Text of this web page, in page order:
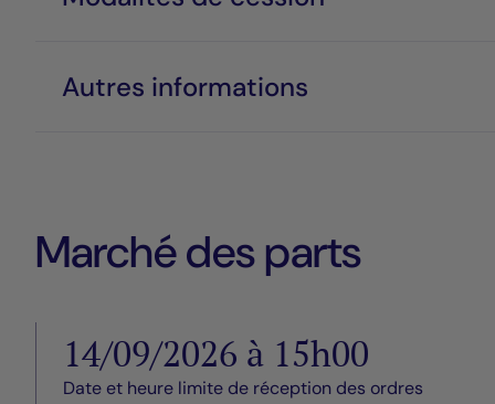
Autres informations
Marché des parts
14/09/2026 à 15h00
Date et heure limite de réception des ordres